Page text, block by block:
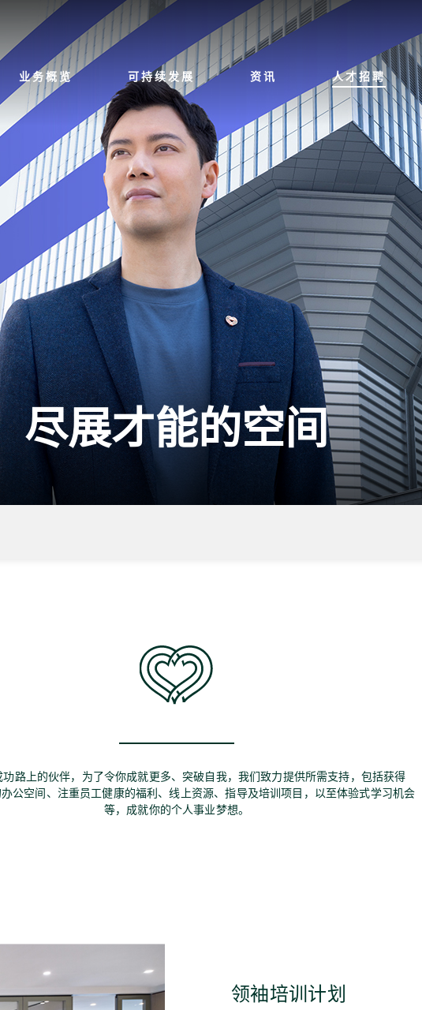
业务概览 可持续发展 资讯 人才招聘
尽展才能的空间
功路上的伙伴，为了令你成就更多、突破自我，我们致力提供所需支持，包括获得
公空间、注重员工健康的福利、线上资源、指导及培训项目，以至体验式学习机会
等，成就你的个人事业梦想。
领袖培训计划